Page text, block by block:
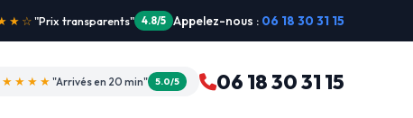
"Intervention dimanche" 5.0/5 Appelez-nous : 06 18 30 31 15
"Arrivés en 20 min" 5.0/5 06 18 30 31 15